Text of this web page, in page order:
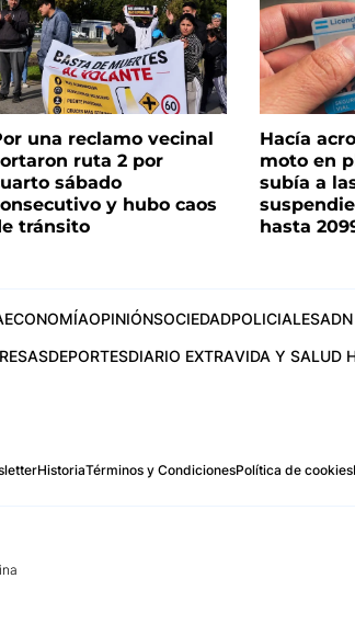
una reclamo vecinal
ruta 2 por
sábado
y hubo caos
tránsito
Hacía
moto en
subía a
hasta
ECONOMÍAOPINIÓNSOCIEDADPOLICIALESADN
DEPORTESDIARIO EXTRAVIDA Y SALUD
HistoriaTérminos y CondicionesPolítica de cookies